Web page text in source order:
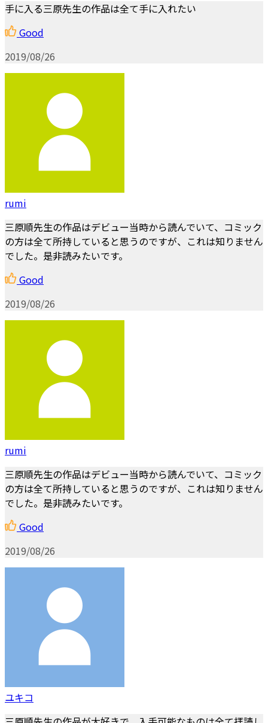
手に入る三原先生の作品は全て手に入れたい
Good
2019/08/26
rumi
三原順先生の作品はデビュー当時から読んでいて、コミック
の方は全て所持していると思うのですが、これは知りません
でした。是非読みたいです。
Good
2019/08/26
rumi
三原順先生の作品はデビュー当時から読んでいて、コミック
の方は全て所持していると思うのですが、これは知りません
でした。是非読みたいです。
Good
2019/08/26
ユキコ